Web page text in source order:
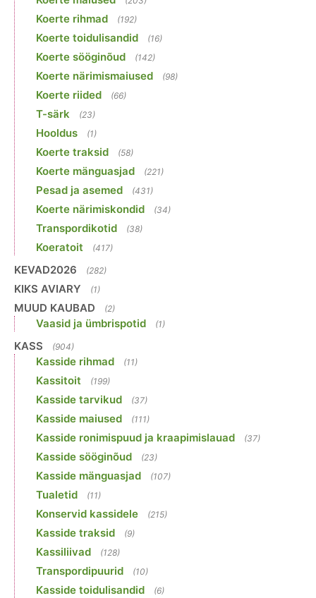
Koerte rihmad (192)
Koerte toidulisandid (16)
Koerte sööginõud (142)
Koerte närimismaiused (98)
Koerte riided (66)
T-särk (23)
Hooldus (1)
Koerte traksid (58)
Koerte mänguasjad (221)
Pesad ja asemed (431)
Koerte närimiskondid (34)
Transpordikotid (38)
Koeratoit (417)
KEVAD2026 (282)
KIKS AVIARY (1)
MUUD KAUBAD (2)
Vaasid ja ümbrispotid (1)
KASS (904)
Kasside rihmad (11)
Kassitoit (199)
Kasside tarvikud (37)
Kasside maiused (111)
Kasside ronimispuud ja kraapimislauad (37)
Kasside sööginõud (23)
Kasside mänguasjad (107)
Tualetid (11)
Konservid kassidele (215)
Kasside traksid (9)
Kassiliivad (128)
Transpordipuurid (10)
Kasside toidulisandid (6)